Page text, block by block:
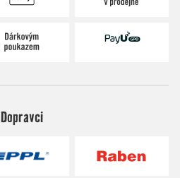
Dopravci